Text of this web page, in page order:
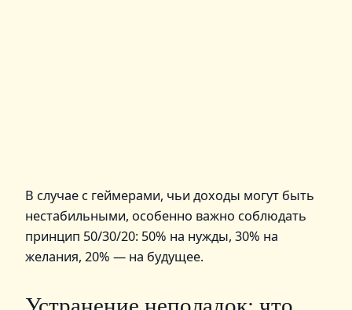
В случае с геймерами, чьи доходы могут быть
нестабильными, особенно важно соблюдать
принцип 50/30/20: 50% на нужды, 30% на
желания, 20% — на будущее.